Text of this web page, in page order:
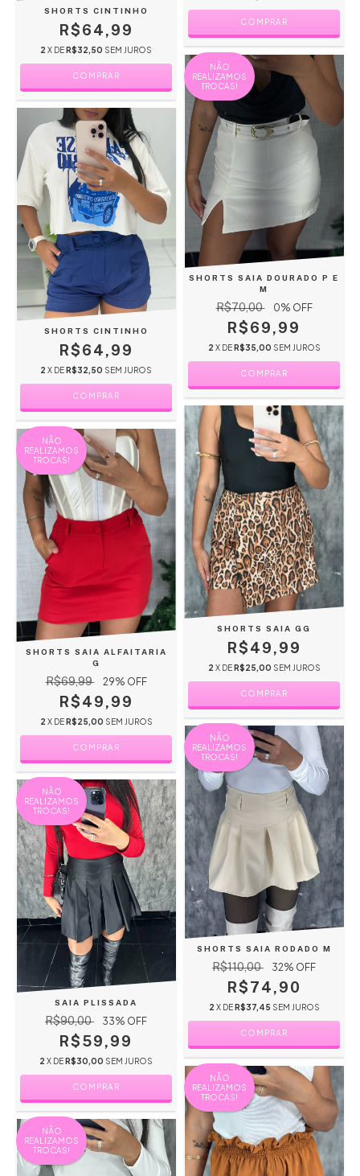
SHORTS CINTINHO
R$64,99
2 X DE R$32,50 SEM JUROS
COMPRAR
COMPRAR
SHORTS CINTINHO
R$64,99
2 X DE R$32,50 SEM JUROS
COMPRAR
NÃO
REALIZAMOS
TROCAS!
SHORTS SAIA DOURADO P E
M
R$70,00 0% OFF
R$69,99
2 X DE R$35,00 SEM JUROS
COMPRAR
NÃO
REALIZAMOS
TROCAS!
SHORTS SAIA ALFAITARIA
G
R$69,99 29% OFF
R$49,99
2 X DE R$25,00 SEM JUROS
COMPRAR
SHORTS SAIA GG
R$49,99
2 X DE R$25,00 SEM JUROS
COMPRAR
NÃO
REALIZAMOS
TROCAS!
SAIA PLISSADA
R$90,00 33% OFF
R$59,99
2 X DE R$30,00 SEM JUROS
COMPRAR
NÃO
REALIZAMOS
TROCAS!
SHORTS SAIA RODADO M
R$110,00 32% OFF
R$74,90
2 X DE R$37,45 SEM JUROS
COMPRAR
NÃO
REALIZAMOS
TROCAS!
NÃO
REALIZAMOS
TROCAS!